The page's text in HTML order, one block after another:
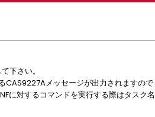
下さい。
CAS9227Aメッセージが出力されますので
に対するコマンドを実⾏する際はタスク